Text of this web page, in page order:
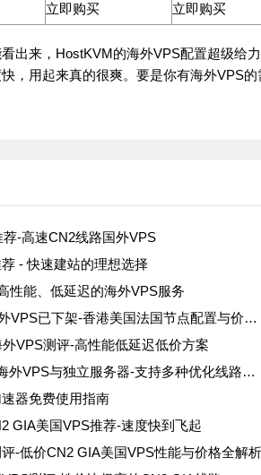
立即购买 立即购买
出来，HostKVM的海外VPS配置超级给
，用起来真的很爽。要是你有海外VPS
-高速CN2线路国外VPS
- 快速建站的理想选择
性能、低延迟的海外VPS服务
GeeCdn海外VPS已下架-香港美国法国节点配置与价格详细介绍
VPS测评-高性能低延迟低价方案
ZoroCloud海外VPS与独立服务器-支持多种优化线路和地区
器免费使用指南
GIA美国VPS推荐-速度快到飞起
-低价CN2 GIA美国VPS性能与价格全解析